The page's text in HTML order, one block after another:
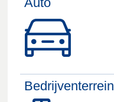
Bedrijventerrein